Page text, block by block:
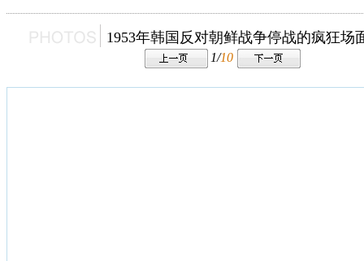
1953年韩国反对朝鲜战争停战的疯狂场
1/10